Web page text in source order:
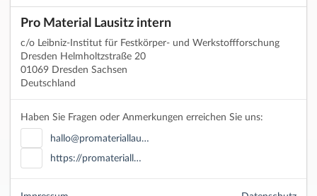
Pro Material Lausitz intern
c/o Leibniz-Institut für Festkörper- und Werkstoffforschung
Dresden Helmholtzstraße 20
01069 Dresden Sachsen
Deutschland
Haben Sie Fragen oder Anmerkungen erreichen Sie uns:
hallo@promateriallau…
https://promateriall…